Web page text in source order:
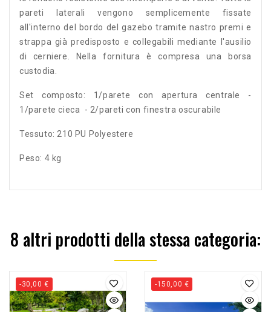
pareti laterali vengono semplicemente fissate
all'interno del bordo del gazebo tramite nastro premi e
strappa già predisposto e collegabili mediante l'ausilio
di cerniere. Nella fornitura è compresa una borsa
custodia.
Set composto: 1/parete con apertura centrale -
1/parete cieca - 2/pareti con finestra oscurabile
Tessuto: 210 PU Polyestere
Peso: 4 kg
8 altri prodotti della stessa categoria:
-30,00 € -150,00 €